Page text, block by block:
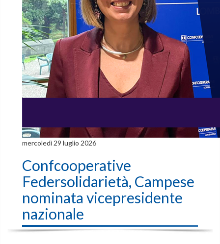
mercoledì 29 luglio 2026
Confcooperative
Federsolidarietà, Campese
nominata vicepresidente
nazionale